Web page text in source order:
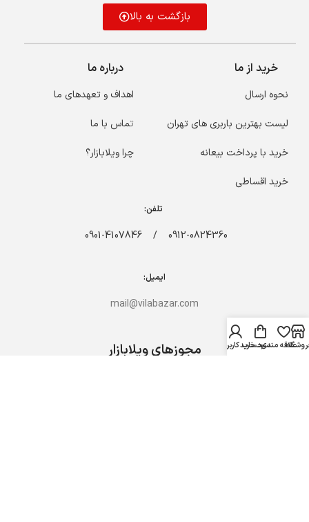
بازگشت به بالا
خرید از ما
نحوه ارسال
لیست بهترین باربری های تهران
خرید با پرداخت بیعانه
خرید اقساطی
درباره ما
اهداف و تعهدهای ما
تماس با ما
چرا ویلابازار؟
تلفن:
0912-0824360
/ 0901-4107846
ایمیل:
mail@vilabazar.com
مجوزهای ویلابازار علاقه مندیسبد خرید
حساب کاربری من